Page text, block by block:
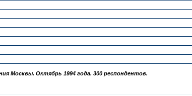
Москвы. Октябрь 1994 года. 300 респондентов.